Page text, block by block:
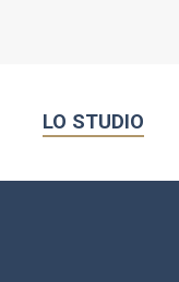
LO STUDIO